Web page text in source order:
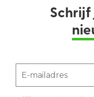
Schrijf
E-mailadres